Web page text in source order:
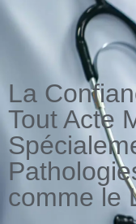
La
Tout Acte
comme le